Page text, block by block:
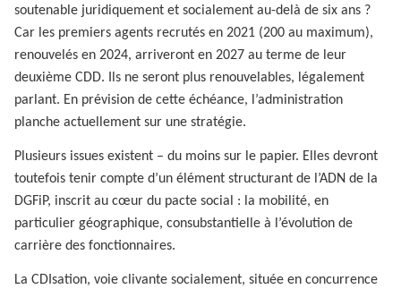
soutenable juridiquement et socialement au-delà de six ans ?
Car les premiers agents recrutés en 2021 (200 au maximum),
renouvelés en 2024, arriveront en 2027 au terme de leur
deuxième CDD. Ils ne seront plus renouvelables, légalement
parlant. En prévision de cette échéance, l’administration
planche actuellement sur une stratégie.
Plusieurs issues existent – du moins sur le papier. Elles devront
toutefois tenir compte d’un élément structurant de l’ADN de la
DGFiP, inscrit au cœur du pacte social : la mobilité, en
particulier géographique, consubstantielle à l’évolution de
carrière des fonctionnaires.
La CDIsation, voie clivante socialement, située en concurrence